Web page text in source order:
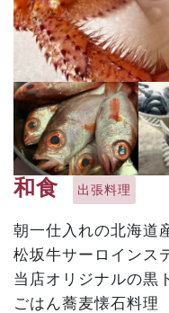
和食 出張料理
朝一仕入れの北海道
松坂牛サーロインス
当店オリジナルの黒
ごはん蕎麦懐石料理